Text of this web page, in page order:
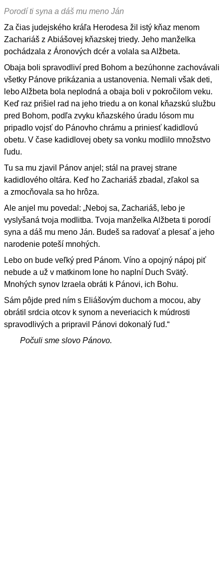
Porodí ti syna a dáš mu meno Ján
Za čias judejského kráľa Herodesa žil istý kňaz menom
Zachariáš z Abiášovej kňazskej triedy. Jeho manželka
pochádzala z Áronových dcér a volala sa Alžbeta.
Obaja boli spravodliví pred Bohom a bezúhonne zachovávali
všetky Pánove prikázania a ustanovenia. Nemali však deti,
lebo Alžbeta bola neplodná a obaja boli v pokročilom veku.
Keď raz prišiel rad na jeho triedu a on konal kňazskú službu
pred Bohom, podľa zvyku kňazského úradu lósom mu
pripadlo vojsť do Pánovho chrámu a priniesť kadidlovú
obetu. V čase kadidlovej obety sa vonku modlilo množstvo
ľudu.
Tu sa mu zjavil Pánov anjel; stál na pravej strane
kadidlového oltára. Keď ho Zachariáš zbadal, zľakol sa
a zmocňovala sa ho hrôza.
Ale anjel mu povedal: „Neboj sa, Zachariáš, lebo je
vyslyšaná tvoja modlitba. Tvoja manželka Alžbeta ti porodí
syna a dáš mu meno Ján. Budeš sa radovať a plesať a jeho
narodenie poteší mnohých.
Lebo on bude veľký pred Pánom. Víno a opojný nápoj piť
nebude a už v matkinom lone ho naplní Duch Svätý.
Mnohých synov Izraela obráti k Pánovi, ich Bohu.
Sám pôjde pred ním s Eliášovým duchom a mocou, aby
obrátil srdcia otcov k synom a neveriacich k múdrosti
spravodlivých a pripravil Pánovi dokonalý ľud.“
Počuli sme slovo Pánovo.